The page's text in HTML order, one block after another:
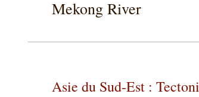
Mekong River
Asie du Sud-Est :